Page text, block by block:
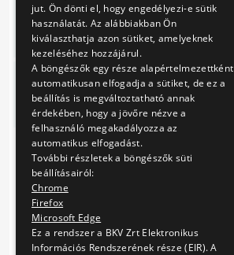
mágneseinek
javítása
ISO 20000 előaudit
és tanúsítás
V-
255/14
Előző
8 9 10 11
jut. Ön dönti el, hogy engedélyezi-e sütik
használatát. Az alábbiakban Ön
kiválaszthatja azon sütiket, amelyeknek
kezeléséhez hozzájárul.
A böngészők egy része alapértelmezettként
automatikusan elfogadja a sütiket, de ez a
beállítás is megváltoztatható annak
érdekében, hogy a jövőre nézve a
felhasználó megakadályozza az
automatikus elfogadást.
További részletek a böngészők süti
beállításairól:
Chrome
Firefox
Microsoft Edge
Ez a rendszer a BKV Zrt Elektronikus
Információs Rendszerének része (EIR). A